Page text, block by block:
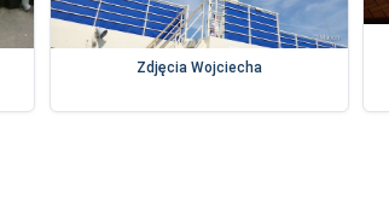
Zdjęcia Wojciecha